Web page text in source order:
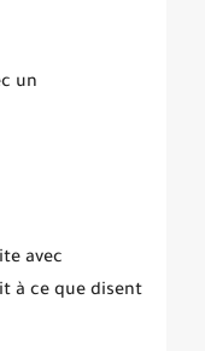
un
avec
à ce que disent